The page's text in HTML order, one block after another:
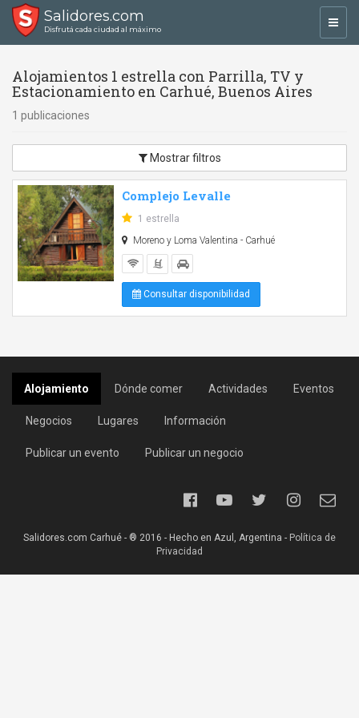
Salidores.com
Disfrutá cada ciudad al máximo
Alojamientos 1 estrella con Parrilla, TV y
Estacionamiento en Carhué, Buenos Aires
1 publicaciones
Mostrar filtros
Complejo Levalle
1 estrella
Moreno y Loma Valentina - Carhué
Consultar disponibilidad
Alojamiento Dónde comer Actividades Eventos
Negocios Lugares Información
Publicar un evento Publicar un negocio
Salidores.com Carhué - ® 2016 - Hecho en Azul, Argentina - Política de
Privacidad